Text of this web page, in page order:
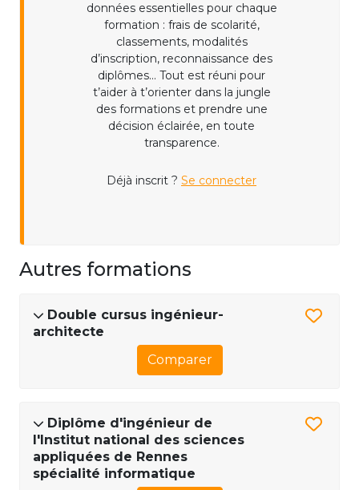
données essentielles pour chaque
formation : frais de scolarité,
classements, modalités
d’inscription, reconnaissance des
diplômes... Tout est réuni pour
t’aider à t’orienter dans la jungle
des formations et prendre une
décision éclairée, en toute
transparence.
Déjà inscrit ? Se connecter
Autres formations
Double cursus ingénieur-
architecte
Comparer
Diplôme d'ingénieur de
l'Institut national des sciences
appliquées de Rennes
spécialité informatique